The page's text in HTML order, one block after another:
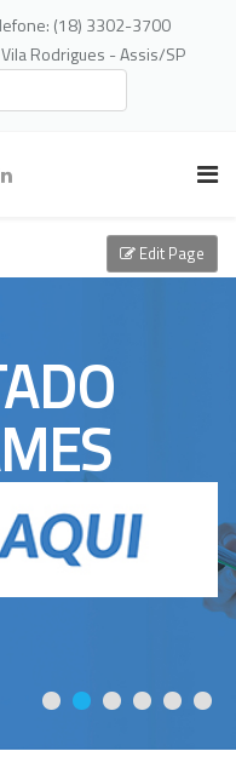
(18) 3302-3700
Rodrigues - Assis/SP
Edit Page